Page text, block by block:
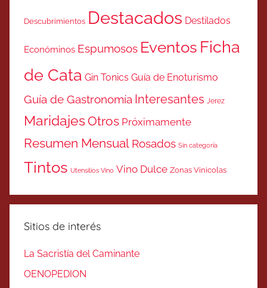
Descubrimientos Destacados Destilados
Económinos Espumosos Eventos Ficha
de Cata Gin Tonics Guía de Enoturismo
Guía de Gastronomía Interesantes Jerez
MaridajesOtros Próximamente
Resumen Mensual Rosados Sin categoría
Tintos Utensilios Vino Vino Dulce Zonas Vinicolas
Sitios de interés
La Sacristía del Caminante
OENOPEDION